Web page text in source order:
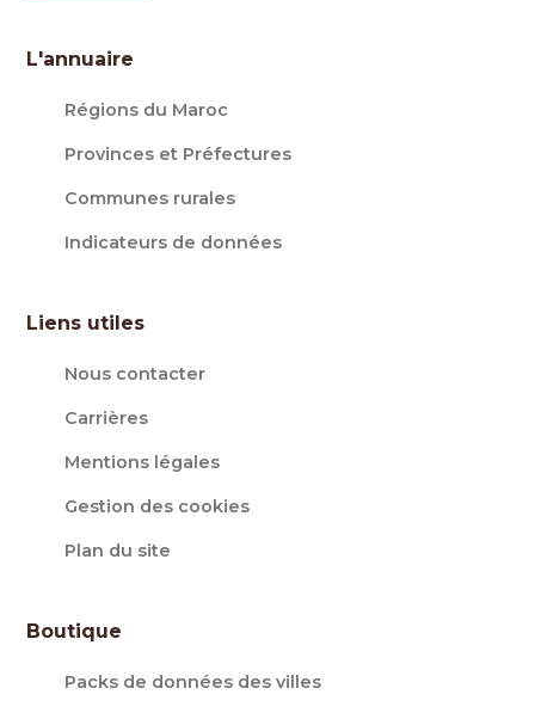
L'annuaire
Régions du Maroc
Provinces et Préfectures
Communes rurales
Indicateurs de données
Liens utiles
Nous contacter
Carrières
Mentions légales
Gestion des cookies
Plan du site
Boutique
Packs de données des villes